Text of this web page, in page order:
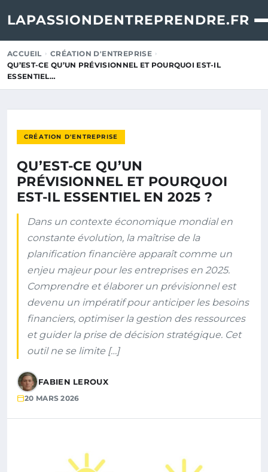
LAPASSIONDENTREPRENDRE.FR
ACCUEIL
CRÉATION D'ENTREPRISE
QU’EST-CE QU’UN PRÉVISIONNEL ET POURQUOI EST-IL
ESSENTIEL…
CRÉATION D'ENTREPRISE
QU’EST-CE QU’UN
PRÉVISIONNEL ET POURQUOI
EST-IL ESSENTIEL EN 2025 ?
Dans un contexte économique mondial en
constante évolution, la maîtrise de la
planification financière apparaît comme un
enjeu majeur pour les entreprises en 2025.
Comprendre et élaborer un prévisionnel est
devenu un impératif pour anticiper les besoins
financiers, optimiser la gestion des ressources
et guider la prise de décision stratégique. Cet
outil ne se limite […]
FABIEN LEROUX
20 MARS 2026